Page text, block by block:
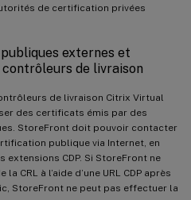
de certification privées
externes et
de livraison
de livraison Citrix Virtual
des certificats émis par des
StoreFront doit pouvoir contacter
publique via Internet, en
extensions CDP. Si StoreFront ne
CRL à l’aide d’une URL CDP après
StoreFront ne peut pas effectuer la